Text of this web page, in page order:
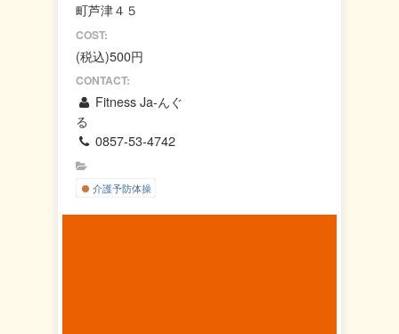
町芦津４５
COST:
(税込)500円
CONTACT:
Fitness Ja-んぐ
る
0857-53-4742
介護予防体操